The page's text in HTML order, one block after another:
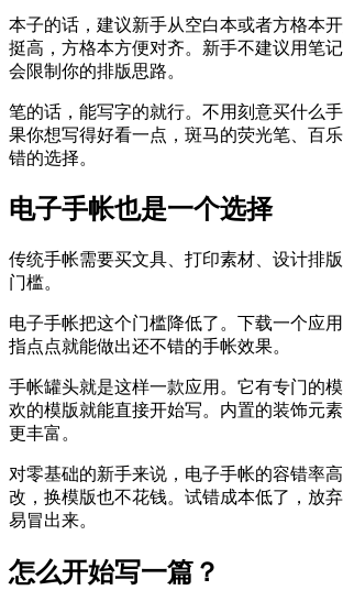
本子的话，建议新手从空白本或者方格本
挺高，方格本方便对齐。新手不建议用笔
会限制你的排版思路。
笔的话，能写字的就行。不用刻意买什么
果你想写得好看一点，斑马的荧光笔、百
错的选择。
电子手帐也是一个选择
传统手帐需要买文具、打印素材、设计排
门槛。
电子手帐把这个门槛降低了。下载一个应
指点点就能做出还不错的手帐效果。
手帐罐头就是这样一款应用。它有专门的
欢的模版就能直接开始写。内置的装饰元
更丰富。
对零基础的新手来说，电子手帐的容错率
改，换模版也不花钱。试错成本低了，放
易冒出来。
怎么开始写一篇？